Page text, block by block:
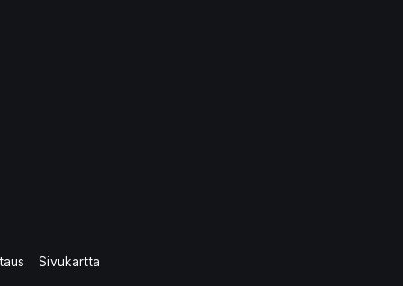
Sivukartta